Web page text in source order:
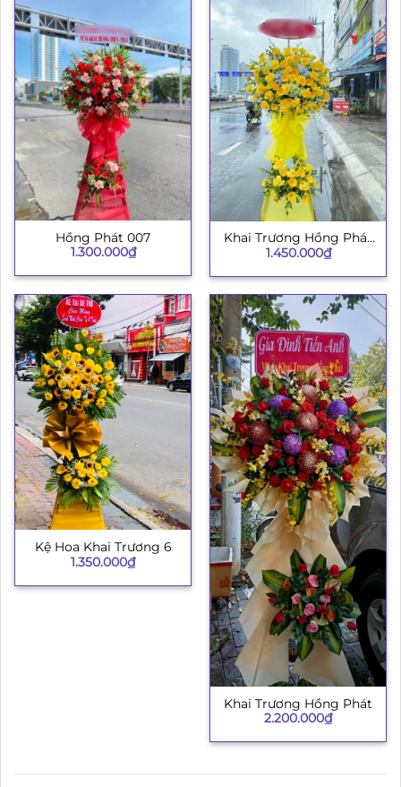
Hồng Phát 007
1.300.000₫
Khai Trương Hồng Phát
003
1.450.000₫
Kệ Hoa Khai Trương 6
1.350.000₫
Khai Trương Hồng Phát
2.200.000₫